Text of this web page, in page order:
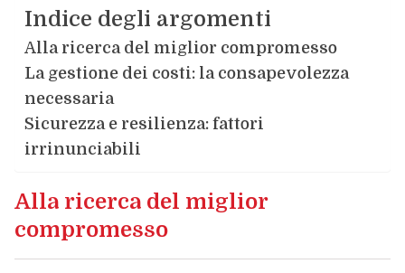
Indice degli argomenti
Alla ricerca del miglior compromesso
La gestione dei costi: la consapevolezza
necessaria
Sicurezza e resilienza: fattori
irrinunciabili
Alla ricerca del miglior
compromesso